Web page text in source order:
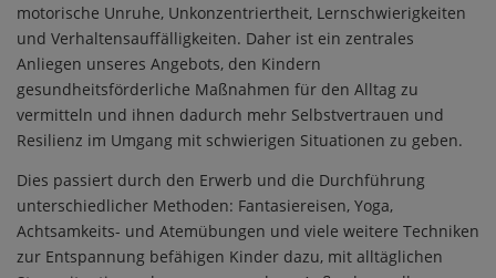
motorische Unruhe, Unkonzentriertheit, Lernschwierigkeiten
und Verhaltensauffälligkeiten. Daher ist ein zentrales
Anliegen unseres Angebots, den Kindern
gesundheitsförderliche Maßnahmen für den Alltag zu
vermitteln und ihnen dadurch mehr Selbstvertrauen und
Resilienz im Umgang mit schwierigen Situationen zu geben.
Dies passiert durch den Erwerb und die Durchführung
unterschiedlicher Methoden: Fantasiereisen, Yoga,
Achtsamkeits- und Atemübungen und viele weitere Techniken
zur Entspannung befähigen Kinder dazu, mit alltäglichen